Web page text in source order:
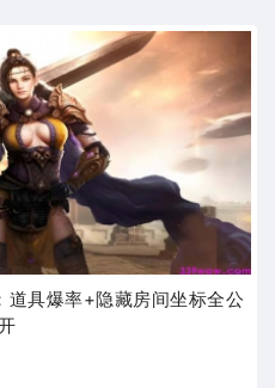
具爆率+隐藏房间坐标全公